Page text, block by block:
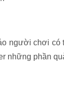
người chơi có
những phần